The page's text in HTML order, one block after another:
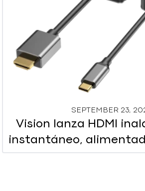
SEPTEMBER 23,
Vision lanza HDMI
instantáneo,